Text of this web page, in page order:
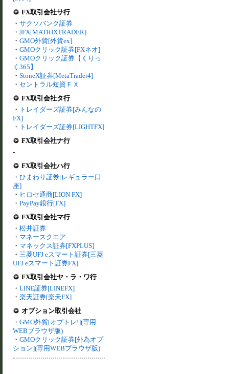
FX取引会社サ行
・ サクソバンク証券
・ JFX[MATRIXTRADER]
・ GMO外貨[外貨ex]
・ GMOクリック証券[FXネオ]
・ GMOクリック証券【くりっ
く365】
・ StoneX証券[MetaTrader4]
・ セントラル短資ＦＸ
FX取引会社タ行
・ トレイダーズ証券[みんなの
FX]
・ トレイダーズ証券[LIGHTFX]
FX取引会社ナ行
-
FX取引会社ハ行
・ ひまわり証券[レギュラー口
座]
・ ヒロセ通商[LION FX]
・ PayPay銀行[FX]
FX取引会社マ行
・ 松井証券
・ マネースクエア
・ マネックス証券[FXPLUS]
・ 三菱UFJ eスマート証券[三菱
UFJ eスマート証券FX]
FX取引会社ヤ・ラ・ワ行
・ LINE証券[LINEFX]
・ 楽天証券[楽天FX]
オプション取引会社
・ GMO外貨[オプトレ!](専用
WEBブラウザ版)
・ GMOクリック証券[外為オプ
ション](専用WEBブラウザ版)